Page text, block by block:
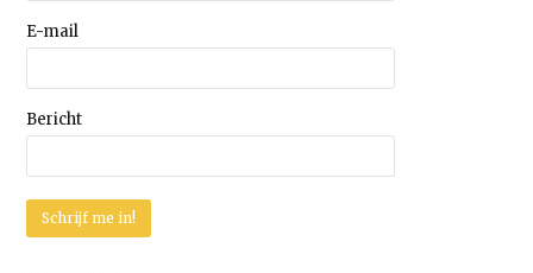
E-mail
Bericht